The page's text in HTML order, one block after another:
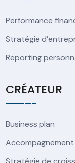
Performance
Stratégie
Reporting
CRÉATEUR
Business plan